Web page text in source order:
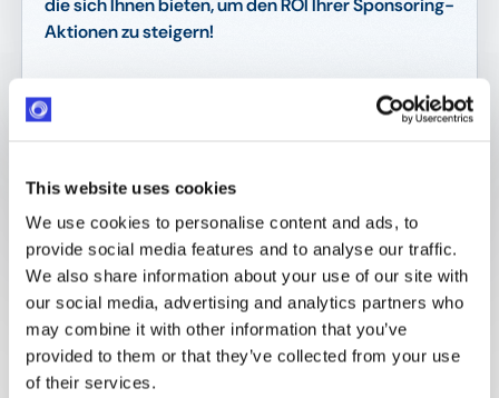
This website uses cookies
We use cookies to personalise content and ads, to
provide social media features and to analyse our traffic.
We also share information about your use of our site with
our social media, advertising and analytics partners who
may combine it with other information that you’ve
provided to them or that they’ve collected from your use
of their services.
Aktionen zu steigern!
Über die Redner und
Rednerinnen